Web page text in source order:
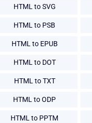
HTML to SVG
HTML to PSB
HTML to EPUB
HTML to DOT
HTML to TXT
HTML to ODP
HTML to PPTM